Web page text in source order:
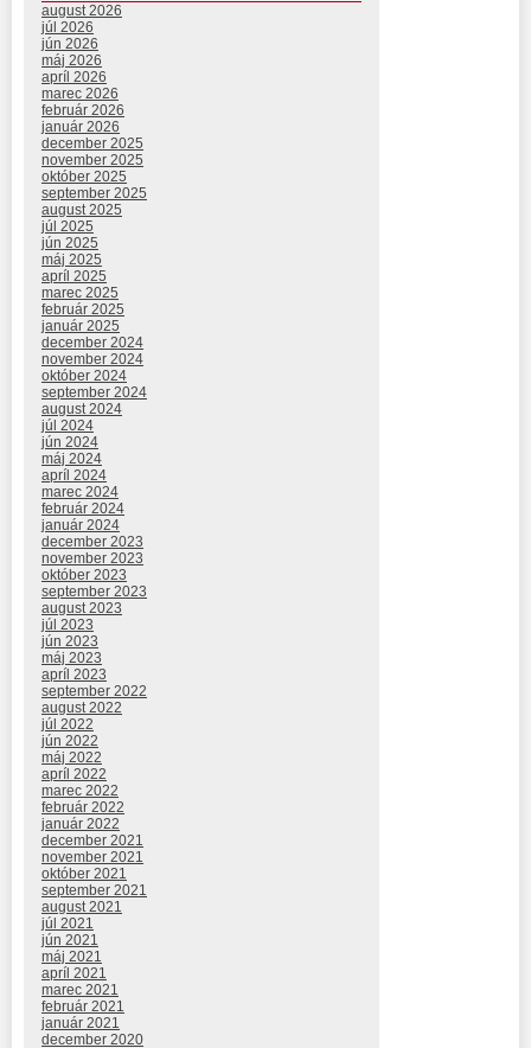
august 2026
júl 2026
jún 2026
máj 2026
apríl 2026
marec 2026
február 2026
január 2026
december 2025
november 2025
október 2025
september 2025
august 2025
júl 2025
jún 2025
máj 2025
apríl 2025
marec 2025
február 2025
január 2025
december 2024
november 2024
október 2024
september 2024
august 2024
júl 2024
jún 2024
máj 2024
apríl 2024
marec 2024
február 2024
január 2024
december 2023
november 2023
október 2023
september 2023
august 2023
júl 2023
jún 2023
máj 2023
apríl 2023
september 2022
august 2022
júl 2022
jún 2022
máj 2022
apríl 2022
marec 2022
február 2022
január 2022
december 2021
november 2021
október 2021
september 2021
august 2021
júl 2021
jún 2021
máj 2021
apríl 2021
marec 2021
február 2021
január 2021
december 2020